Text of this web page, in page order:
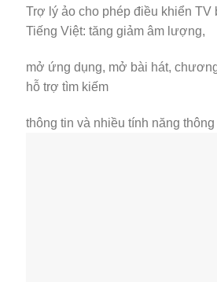
Trợ lý ảo cho phép điều khiển TV
Tiếng Việt: tăng giảm âm lượng,
mở ứng dụng, mở bài hát,
hỗ trợ tìm kiếm
thông tin và nhiều tính năng